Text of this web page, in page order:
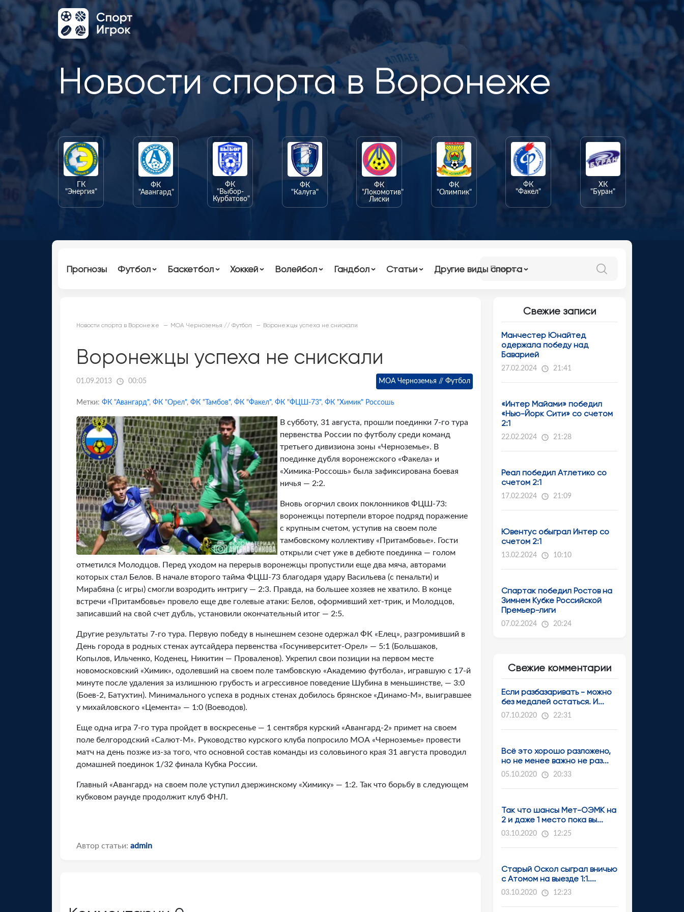
Новости спорта в Воронеже
ГК
"Энергия"
ФК
"Авангард"
ФК
"Выбор-
Курбатово"
ФК
"Калуга"
ФК
"Локомотив"
Лиски
ФК
"Олимпик"
ФК
"Факел"
ХК
"Буран"
Прогнозы Футбол Баскетбол Хоккей Волейбол Гандбол Статьи Другие виды спорта
Новости спорта в Воронеже МОА Черноземья // Футбол Воронежцы успеха не снискали
Воронежцы успеха не снискали
01.09.2013 00:05 МОА Черноземья // Футбол
Метки: ФК "Авангард", ФК "Орел", ФК "Тамбов", ФК "Факел", ФК "ФЦШ-73", ФК "Химик" Россошь
В субботу, 31 августа, прошли поединки 7-го тура
первенства России по футболу среди команд
третьего дивизиона зоны «Черноземье». В
поединке дубля воронежского «Факела» и
«Химика-Россошь» была зафиксирована боевая
ничья — 2:2.
Вновь огорчил своих поклонников ФЦШ-73:
воронежцы потерпели второе подряд поражение
с крупным счетом, уступив на своем поле
тамбовскому коллективу «Притамбовье». Гости
открыли счет уже в дебюте поединка — голом
отметился Молодцов. Перед уходом на перерыв воронежцы пропустили еще два мяча, авторами
которых стал Белов. В начале второго тайма ФЦШ-73 благодаря удару Васильева (с пенальти) и
Мирабяна (с игры) смогли возродить интригу — 2:3. Правда, на большее хозяев не хватило. В конце
встречи «Притамбовье» провело еще две голевые атаки: Белов, оформивший хет-трик, и Молодцов,
записавший на свой счет дубль, установили окончательный итог — 2:5.
Другие результаты 7-го тура. Первую победу в нынешнем сезоне одержал ФК «Елец», разгромивший в
День города в родных стенах аутсайдера первенства «Госуниверситет-Орел» — 5:1 (Большаков,
Копылов, Ильченко, Коденец, Никитин — Проваленов). Укрепил свои позиции на первом месте
новомосковский «Химик», одолевший на своем поле тамбовскую «Академию футбола», игравшую с 17-й
минуте после удаления за излишнюю грубость и агрессивное поведение Шубина в меньшинстве, — 3:0
(Боев-2, Батухтин). Минимального успеха в родных стенах добилось брянское «Динамо-М», выигравшее
у михайловского «Цемента» — 1:0 (Воеводов).
Еще одна игра 7-го тура пройдет в воскресенье — 1 сентября курский «Авангард-2» примет на своем
поле белгородский «Салют-М». Руководство курского клуба попросило МОА «Черноземье» провести
матч на день позже из-за того, что основной состав команды из соловьиного края 31 августа проводил
домашней поединок 1/32 финала Кубка России.
Главный «Авангард» на своем поле уступил дзержинскому «Химику» — 1:2. Так что борьбу в следующем
кубковом раунде продолжит клуб ФНЛ.
Автор статьи: admin
Свежие записи
Манчестер Юнайтед
одержала победу над
Баварией
27.02.2024 21:41
«Интер Майами» победил
«Нью-Йорк Сити» со счетом
2:1
22.02.2024 21:28
Реал победил Атлетико со
счетом 2:1
17.02.2024 21:09
Ювентус обыграл Интер со
счетом 2:1
13.02.2024 10:10
Спартак победил Ростов на
Зимнем Кубке Российской
Премьер-лиги
07.02.2024 20:24
Свежие комментарии
Если разбазаривать - можно
без медалей остаться. И...
07.10.2020 22:31
Всё это хорошо разложено,
но не менее важно не раз...
05.10.2020 20:33
Так что шансы Мет-ОЭМК на
2 и даже 1 место пока вы...
03.10.2020 12:25
Старый Оскол сыграл вничью
с Атомом на выезде 1:1....
03.10.2020 12:23